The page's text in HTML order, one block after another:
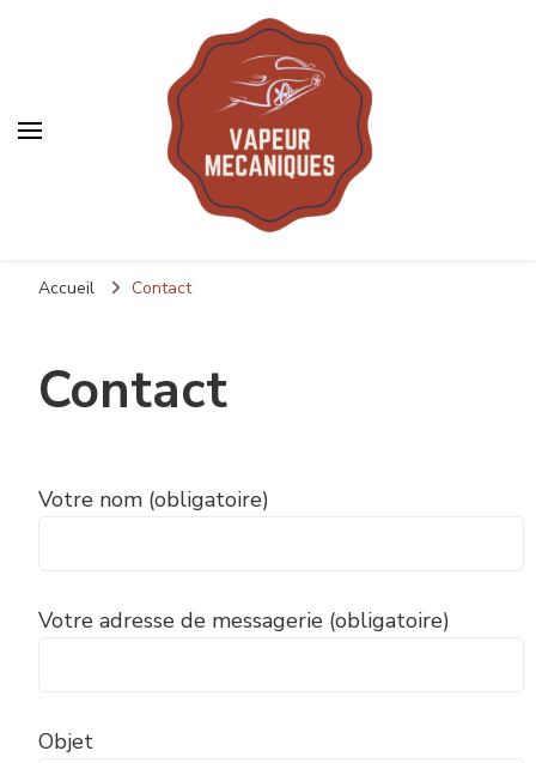
Accueil Contact
Contact
Votre nom (obligatoire)
Votre adresse de messagerie (obligatoire)
Objet